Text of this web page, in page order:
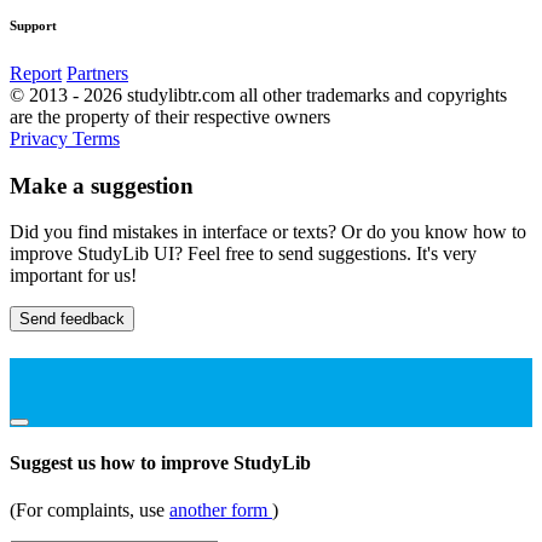
Support
Report Partners
© 2013 - 2026 studylibtr.com all other trademarks and copyrights
are the property of their respective owners
Privacy Terms
Make a suggestion
Did you find mistakes in interface or texts? Or do you know how to
improve StudyLib UI? Feel free to send suggestions. It's very
important for us!
Send feedback
Suggest us how to improve StudyLib
(For complaints, use another form )